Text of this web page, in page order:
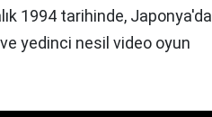
1994 tarihinde, Japonya'da
yedinci nesil video oyun